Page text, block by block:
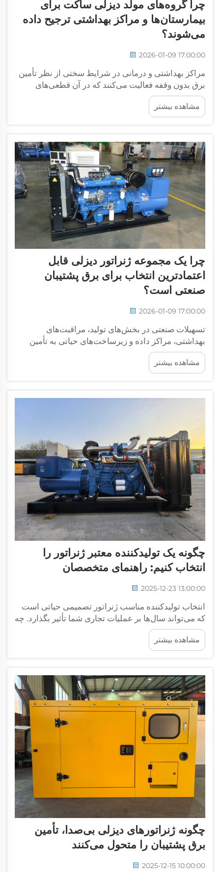
چرا گروه‌های مولد دیزلی ساکت برای
بیمارستان‌ها و مراکز بهداشتی ترجیح داده
می‌شوند؟
2026-01-09 17:00:00
مراکز بهداشتی و درمانی در شرایط سختی از نظر تأمین
برق بدون وقفه فعالیت می‌کنند که در آن قطعی‌های
کوتاه‌مدت نیز می‌تواند ایمنی بیماران و عملکرد تجهیزات
پزشکی حیاتی را تحت تأثیر قرار دهد. مجموعه‌های دیزل
ژنراتور بی‌صدا به عنوان گزینه ترجیحی ظهور کرده‌اند...
مشاهده بیشتر
چرا یک مجموعه ژنراتور دیزلی قابل
اعتمادترین انتخاب برای برق پشتیبان
صنعتی است؟
2026-01-09 17:00:00
تسهیلات صنعتی در بخش‌های تولید، مراقبت‌های
بهداشتی، مراکز داده و زیرساخت‌های حیاتی به تأمین
برق بدون وقفه نیاز دارند تا عملیات حفظ شود، تجهیزات
محافظت شوند و انطباق با استانداردهای ایمنی تضمین
گردد. هنگامی که منابع اصلی تغذیه برق دچار خرابی
مشاهده بیشتر
چگونه یک تولیدکننده معتبر ژنراتور را
انتخاب کنیم: راهنمای متخصصان
2025-12-23 13:00:00
انتخاب تولیدکننده مناسب ژنراتور تصمیمی حیاتی است
که می‌تواند سال‌ها بر عملیات تجاری شما تأثیر بگذارد. چه
نیاز به برق پشتیبان برای تأسیسات صنعتی، ساختمان‌های
تجاری یا کاربردهای مسکونی داشته باشید، همکاری با ...
مشاهده بیشتر
چگونه ژنراتورهای دیزلی بی‌صدا، تأمین
برق پشتیبان را متحول می‌کنند
2025-12-15 10:00:00